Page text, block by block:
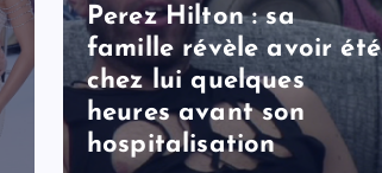
Perez Hilton : sa
famille révèle avoir été
chez lui quelques
heures avant son
hospitalisation